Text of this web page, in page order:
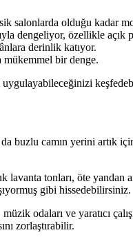
salonlarda olduğu kadar
dengeliyor, özellikle açık
derinlik katıyor.
mükemmel bir denge.
uygulayabileceğinizi
buzlu camın yerini artık
lavanta tonları, öte
gibi hissedebilirsiniz.
odaları ve yaratıcı
zorlaştırabilir.